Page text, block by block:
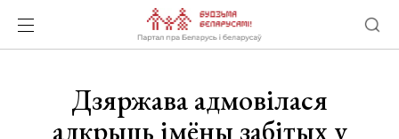
Дзяржава адмовілася
адкрыць імёны забітых у